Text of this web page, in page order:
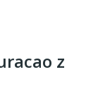
z